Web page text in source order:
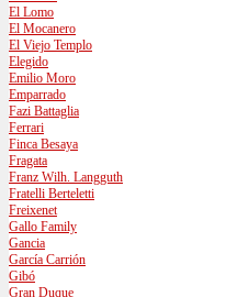
El Lomo
El Mocanero
El Viejo Templo
Elegido
Emilio Moro
Emparrado
Fazi Battaglia
Ferrari
Finca Besaya
Fragata
Franz Wilh. Langguth
Fratelli Berteletti
Freixenet
Gallo Family
Gancia
García Carrión
Gibó
Gran Duque